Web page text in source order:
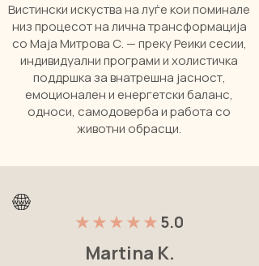
Вистински искуства на луѓе кои поминале
низ процесот на лична трансформација
со Маја Митрова С. — преку Реики сесии,
индивидуални програми и холистичка
поддршка за внатрешна јасност,
емоционален и енергетски баланс,
односи, самодоверба и работа со
животни обрасци.
★ ★ ★ ★ ★5.0
Martina K.